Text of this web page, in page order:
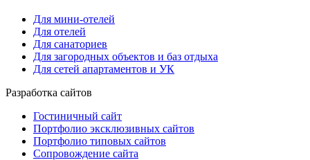
Для мини-отелей
Для отелей
Для санаториев
Для загородных объектов и баз отдыха
Для сетей апартаментов и УК
Разработка сайтов
Гостиничный сайт
Портфолио эксклюзивных сайтов
Портфолио типовых сайтов
Сопровождение сайта